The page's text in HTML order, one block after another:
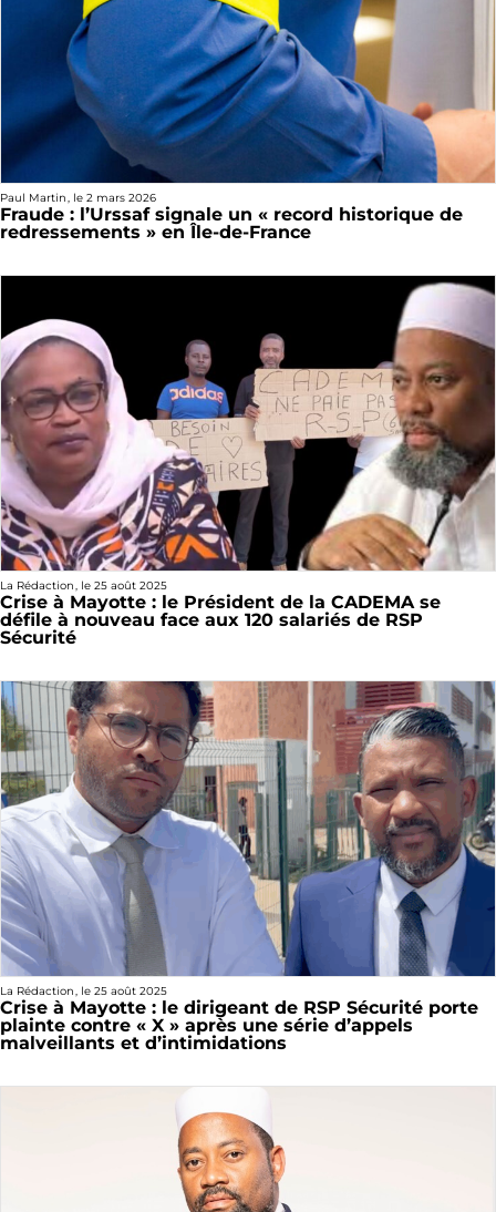
Paul Martin, le 2 mars 2026
Fraude : l’Urssaf signale un « record historique de
redressements » en Île-de-France
La Rédaction, le 25 août 2025
Crise à Mayotte : le Président de la CADEMA se
défile à nouveau face aux 120 salariés de RSP
Sécurité
La Rédaction, le 25 août 2025
Crise à Mayotte : le dirigeant de RSP Sécurité porte
plainte contre « X » après une série d’appels
malveillants et d’intimidations